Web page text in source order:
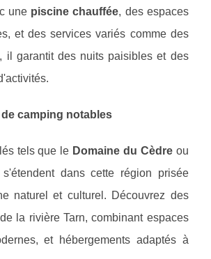
une piscine chauffée, des espaces
et des services variés comme des
il garantit des nuits paisibles et des
camping notables
tels que le Domaine du Cèdreou
dans cette région prisée
naturel et culturel. Découvrez des
la rivière Tarn, combinant espaces
et hébergements adaptés à